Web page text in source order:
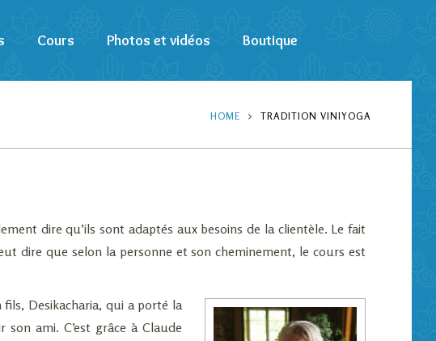
Cours Photos et vidéos Boutique
HOME TRADITION VINIYOGA
dire qu’ils sont adaptés aux besoins de la clientèle. Le fait
dire que selon la personne et son cheminement, le cours est
Desikacharia, qui a porté la
ami. C’est grâce à Claude